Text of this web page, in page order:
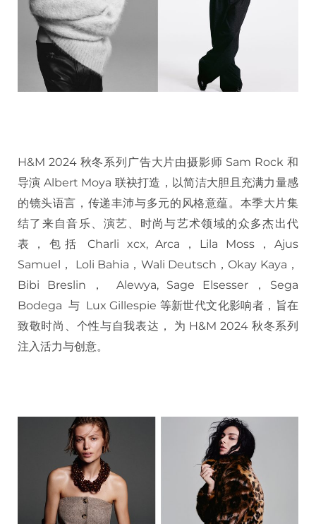
H&M 2024 秋冬系列广告大片由摄影师 Sam Rock 和
导演 Albert Moya 联袂打造，以简洁大胆且充满力量感
的镜头语言，传递丰沛与多元的风格意蕴。本季大片集
结了来自音乐、演艺、时尚与艺术领域的众多杰出代
表，包括 Charli xcx, Arca，Lila Moss，Ajus
Samuel， Loli Bahia，Wali Deutsch，Okay Kaya，
Bibi Breslin， Alewya, Sage Elsesser，Sega
Bodega 与 Lux Gillespie 等新世代文化影响者，旨在
致敬时尚、个性与自我表达， 为 H&M 2024 秋冬系列
注入活力与创意。